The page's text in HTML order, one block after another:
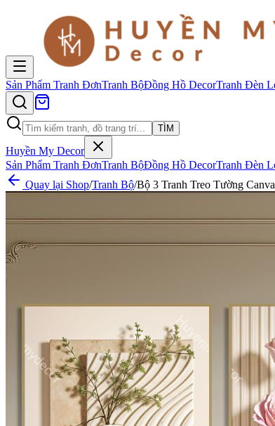
Sản Phẩm Tranh ĐơnTranh BộĐồng Hồ DecorTranh Đèn
TÌM
Huyền My Decor
Sản Phẩm Tranh ĐơnTranh BộĐồng Hồ DecorTranh Đèn
Quay lại Shop/Tranh Bộ/Bộ 3 Tranh Treo Tường